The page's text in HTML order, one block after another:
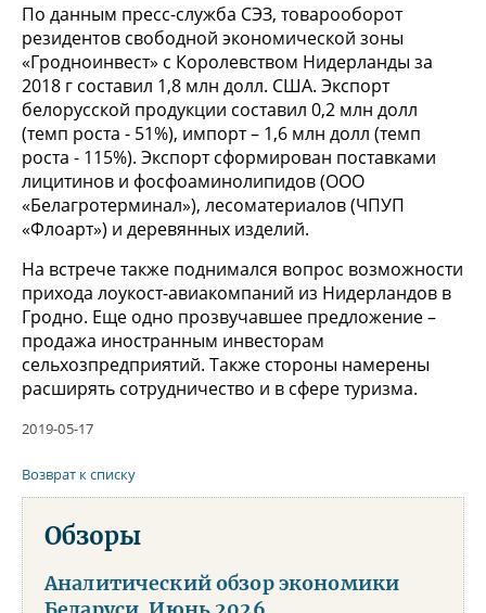
По данным пресс-служба СЭЗ, товарооборот
резидентов свободной экономической зоны
«Гродноинвест» с Королевством Нидерланды за
2018 г составил 1,8 млн долл. США. Экспорт
белорусской продукции составил 0,2 млн долл
(темп роста - 51%), импорт – 1,6 млн долл (темп
роста - 115%). Экспорт сформирован поставками
лицитинов и фосфоаминолипидов (ООО
«Белагротерминал»), лесоматериалов (ЧПУП
«Флоарт») и деревянных изделий.
На встрече также поднимался вопрос возможности
прихода лоукост-авиакомпаний из Нидерландов в
Гродно. Еще одно прозвучавшее предложение –
продажа иностранным инвесторам
сельхозпредприятий. Также стороны намерены
расширять сотрудничество и в сфере туризма.
2019-05-17
Возврат к списку
Обзоры
Аналитический обзор экономики